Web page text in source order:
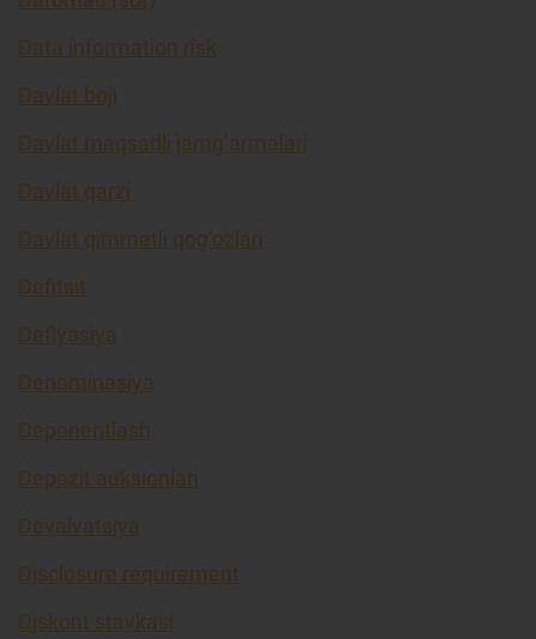
Data information risk
Davlat boji
Davlat maqsadli jamg’armalari
Davlat qarzi
Davlat qimmatli qog’ozlari
Defitsit
Deflyasiya
Denominasiya
Deponentlash
Depozit auksionlari
Devalvatsiya
Disclosure requirement
Diskont stavkasi